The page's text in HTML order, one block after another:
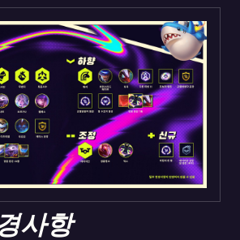
사항